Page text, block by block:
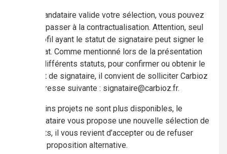
Le mandataire valide votre sélection, vous pouvez
donc passer à la contractualisation. Attention, seul
le profil ayant le statut de signataire peut signer le
contrat. Comme mentionné lors de la présentation
des différents statuts, pour confirmer ou obtenir le
statut de signataire, il convient de solliciter Carbioz
à l’adresse suivante : signataire@carbioz.fr.
Certains projets ne sont plus disponibles, le
mandataire vous propose une nouvelle sélection de
projets, il vous revient d’accepter ou de refuser
cette proposition alternative.